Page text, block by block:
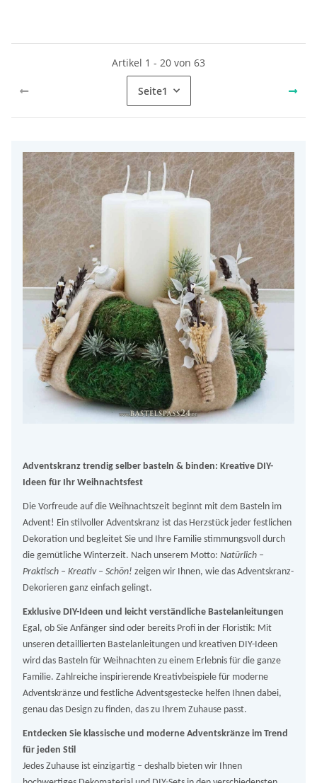
Artikel 1 - 20 von 63
Seite1
Adventskranz trendig selber basteln & binden: Kreative DIY-
Ideen für Ihr Weihnachtsfest
Die Vorfreude auf die Weihnachtszeit beginnt mit dem Basteln im
Advent! Ein stilvoller Adventskranz ist das Herzstück jeder festlichen
Dekoration und begleitet Sie und Ihre Familie stimmungsvoll durch
die gemütliche Winterzeit. Nach unserem Motto: Natürlich –
Praktisch – Kreativ – Schön! zeigen wir Ihnen, wie das Adventskranz-
Dekorieren ganz einfach gelingt.
Exklusive DIY-Ideen und leicht verständliche Bastelanleitungen
Egal, ob Sie Anfänger sind oder bereits Profi in der Floristik: Mit
unseren detaillierten Bastelanleitungen und kreativen DIY-Ideen
wird das Basteln für Weihnachten zu einem Erlebnis für die ganze
Familie. Zahlreiche inspirierende Kreativbeispiele für moderne
Adventskränze und festliche Adventsgestecke helfen Ihnen dabei,
genau das Design zu finden, das zu Ihrem Zuhause passt.
Entdecken Sie klassische und moderne Adventskränze im Trend
für jeden Stil
Jedes Zuhause ist einzigartig – deshalb bieten wir Ihnen